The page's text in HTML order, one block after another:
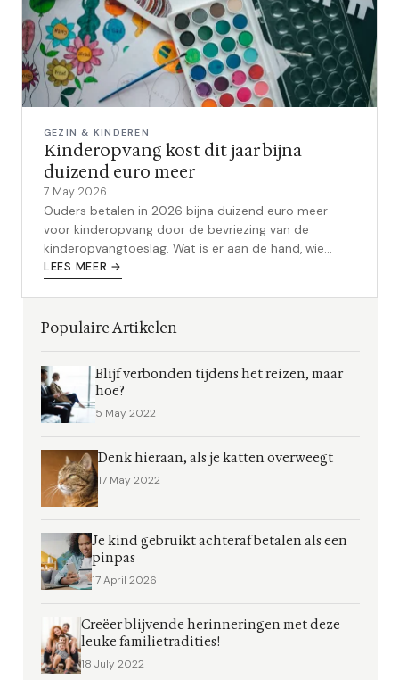
GEZIN & KINDEREN
Kinderopvang kost dit jaar bijna
duizend euro meer
7 May 2026
Ouders betalen in 2026 bijna duizend euro meer
voor kinderopvang door de bevriezing van de
kinderopvangtoeslag. Wat is er aan de hand, wie
wordt het hardst geraakt en wat kun je nu doen?
LEES MEER →
Populaire Artikelen
Blijf verbonden tijdens het reizen, maar
hoe?
5 May 2022
Denk hieraan, als je katten overweegt
17 May 2022
Je kind gebruikt achteraf betalen als een
pinpas
17 April 2026
Creëer blijvende herinneringen met deze
leuke familietradities!
18 July 2022